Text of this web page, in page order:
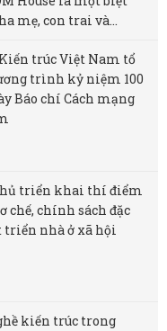
mẹ, con trai và...
trúc Việt Nam tổ
trình kỷ niệm 100
Báo chí Cách mạng
triển khai thí điểm
chế, chính sách đặc
triển nhà ở xã hội
kiến trúc trong